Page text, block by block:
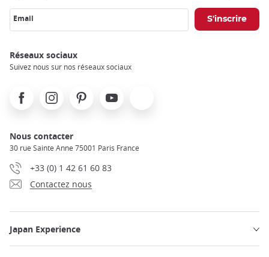
Email
Réseaux sociaux
Suivez nous sur nos réseaux sociaux
FacebookInstagramPinterest Youtube
Nous contacter
30 rue Sainte Anne 75001 Paris France
+33 (0) 1 42 61 60 83
Contactez nous
Japan Experience